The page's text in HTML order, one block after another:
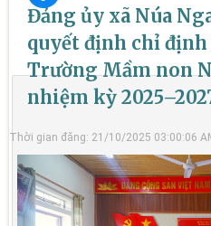
Đảng ủy xã Núa
quyết định chỉ
Trường Mầm non
nhiệm kỳ
Thời gian đăng: 21/10/2025 03:00:06